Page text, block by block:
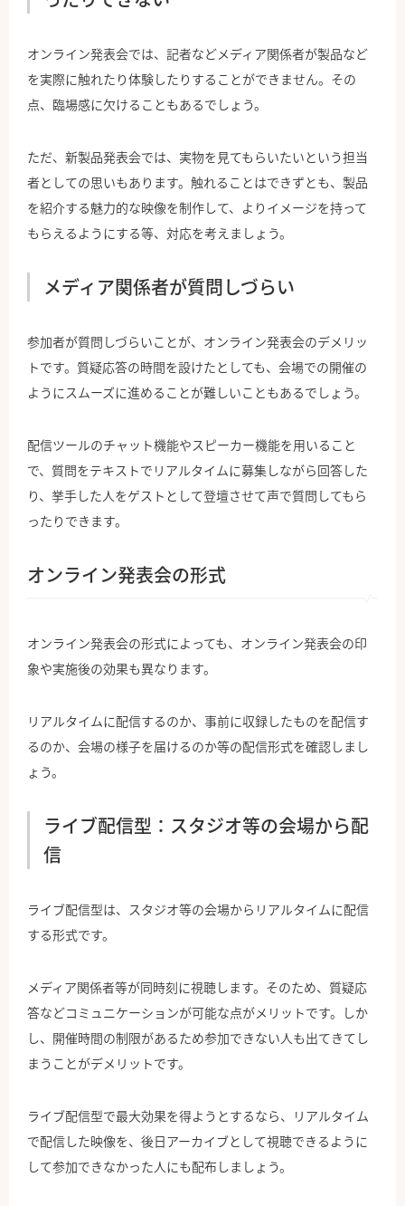
オンライン発表会では、記者などメディア関係者が製品など
を実際に触れたり体験したりすることができません。その
点、臨場感に欠けることもあるでしょう。
ただ、新製品発表会では、実物を見てもらいたいという担当
者としての思いもあります。触れることはできずとも、製品
を紹介する魅力的な映像を制作して、よりイメージを持って
もらえるようにする等、対応を考えましょう。
メディア関係者が質問しづらい
参加者が質問しづらいことが、オンライン発表会のデメリッ
トです。質疑応答の時間を設けたとしても、会場での開催の
ようにスムーズに進めることが難しいこともあるでしょう。
配信ツールのチャット機能やスピーカー機能を用いること
で、質問をテキストでリアルタイムに募集しながら回答した
り、挙手した人をゲストとして登壇させて声で質問してもら
ったりできます。
オンライン発表会の形式
オンライン発表会の形式によっても、オンライン発表会の印
象や実施後の効果も異なります。
リアルタイムに配信するのか、事前に収録したものを配信す
るのか、会場の様子を届けるのか等の配信形式を確認しまし
ょう。
ライブ配信型：スタジオ等の会場から配
信
ライブ配信型は、スタジオ等の会場からリアルタイムに配信
する形式です。
メディア関係者等が同時刻に視聴します。そのため、質疑応
答などコミュニケーションが可能な点がメリットです。しか
し、開催時間の制限があるため参加できない人も出てきてし
まうことがデメリットです。
ライブ配信型で最大効果を得ようとするなら、リアルタイム
で配信した映像を、後日アーカイブとして視聴できるように
して参加できなかった人にも配布しましょう。